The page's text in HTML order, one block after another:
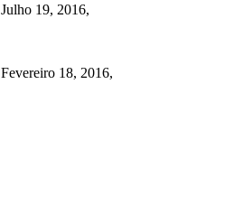
Julho 19, 2016,
Fevereiro 18, 2016,